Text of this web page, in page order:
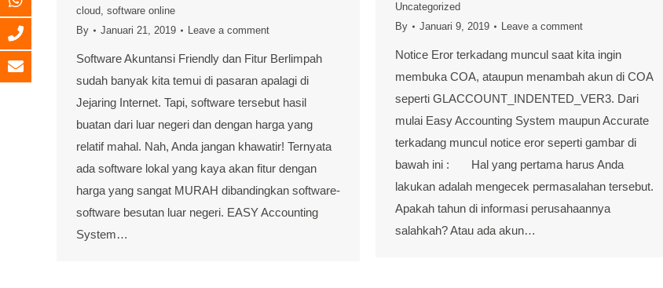
cloud, software online
By
Januari 21, 2019 Leave a comment
Software Akuntansi Friendly dan Fitur Berlimpah
sudah banyak kita temui di pasaran apalagi di
Jejaring Internet. Tapi, software tersebut hasil
buatan dari luar negeri dan dengan harga yang
relatif mahal. Nah, Anda jangan khawatir! Ternyata
ada software lokal yang kaya akan fitur dengan
harga yang sangat MURAH dibandingkan software-
software besutan luar negeri. EASY Accounting
System…
Uncategorized
By
Januari 9, 2019 Leave a comment
Notice Eror terkadang muncul saat kita ingin
membuka COA, ataupun menambah akun di COA
seperti GLACCOUNT_INDENTED_VER3. Dari
mulai Easy Accounting System maupun Accurate
terkadang muncul notice eror seperti gambar di
bawah ini : Hal yang pertama harus Anda
lakukan adalah mengecek permasalahan tersebut.
Apakah tahun di informasi perusahaannya
salahkah? Atau ada akun…